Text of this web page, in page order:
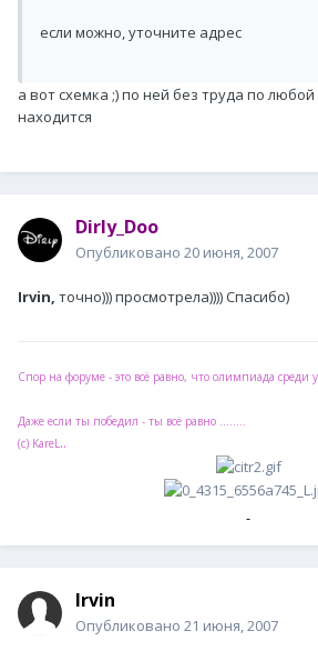
если можно, уточните адрес
а вот схемка ;) по ней без труда по
находится
Dirly_Doo
Опубликовано 20 июня, 2007
Irvin, точно))) просмотрела)))) Спасибо)
Спор на форуме - это всё равно, что олимпиада среди
Даже если ты победил - ты всё равно ........
(с) KareL..
Irvin
Опубликовано 21 июня, 2007